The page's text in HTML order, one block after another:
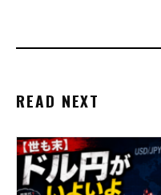
READ NEXT